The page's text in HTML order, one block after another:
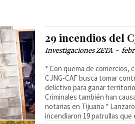
29 incendios del
Investigaciones ZETA -
* Con quema de comercios,
CJNG-CAF busca tomar
delictivo para ganar territorio
Criminales también han
notarias en Tijuana *
incendiaron 19 patrullas